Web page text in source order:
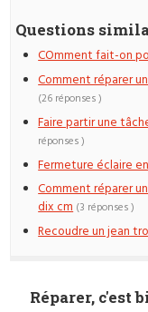
Questions
COmment fait-on
Comment réparer
(26 réponses )
Faire partir une
réponses )
Fermeture éclaire
Comment réparer
dix cm (3 réponses )
Recoudre un jean
Réparer, c'est